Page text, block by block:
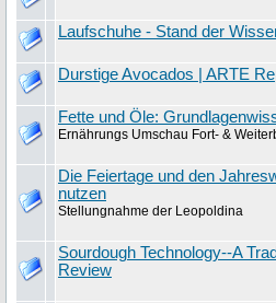
Laufschuhe - Stand der
Durstige Avocados | ARTE
Fette und Öle:
Ernährungs Umschau Fort- &
Die Feiertage und den
nutzen
Stellungnahme der Leopoldina
Sourdough Technology--A
Review